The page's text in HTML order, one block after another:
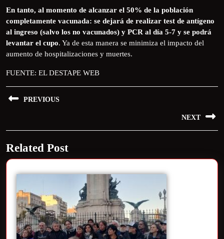
En tanto, al momento de alcanzar el 50% de la población
completamente vacunada: se dejará de realizar test de antígeno
al ingreso (salvo los no vacunados) y PCR al día 5-7 y se podrá
levantar el cupo. Ya de esta manera se minimiza el impacto del
aumento de hospitalizaciones y muertes.
FUENTE: EL DESTAPE WEB
PREVIOUS
NEXT
Related Post